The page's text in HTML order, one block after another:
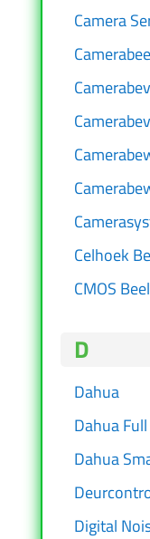
Camera
Celhoek
CMOS
D
Dahua
Dahua
Dahua
Digital